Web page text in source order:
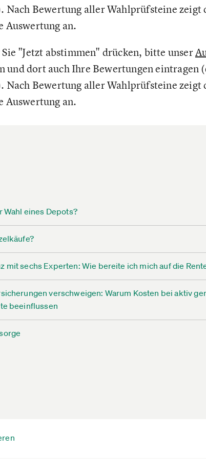
Nach Bewertung aller Wahlprüfsteine zeigt
an.
"Jetzt abstimmen" drücken, bitte unser
und dort auch Ihre Bewertungen
Nach Bewertung aller Wahlprüfsteine zeigt
an.
Wahl eines Depots?
mit sechs Experten: Wie bereite ich mich auf die
verschweigen: Warum Kosten bei aktiv
beeinflussen